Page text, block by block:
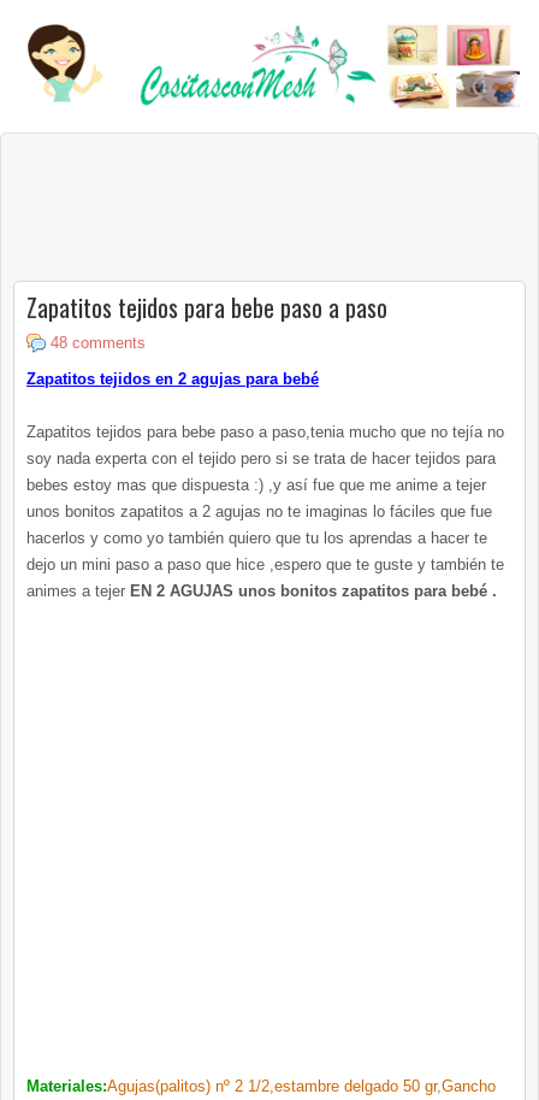
Zapatitos tejidos para bebe paso a paso
48 comments
Zapatitos tejidos en 2 agujas para bebé
Zapatitos tejidos para bebe paso a paso,tenia mucho que no tejía no
soy nada experta con el tejido pero si se trata de hacer tejidos para
bebes estoy mas que dispuesta :) ,y así fue que me anime a tejer
unos bonitos zapatitos a 2 agujas no te imaginas lo fáciles que fue
hacerlos y como yo también quiero que tu los aprendas a hacer te
dejo un mini paso a paso que hice ,espero que te guste y también te
animes a tejer EN 2 AGUJAS unos bonitos zapatitos para bebé .
Materiales:Agujas(palitos) nº 2 1/2,estambre delgado 50 gr,Gancho